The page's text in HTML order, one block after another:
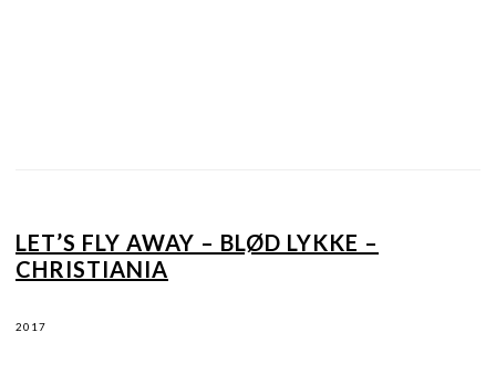
LET’S FLY AWAY – BLØD LYKKE –
CHRISTIANIA
2017